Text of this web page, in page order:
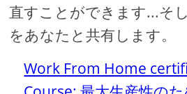
直すことができます...そ
をあなたと共有します。
Work From Home